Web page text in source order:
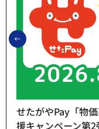
前のスライドを表
せたがやPay「物
援キャンペーン第2